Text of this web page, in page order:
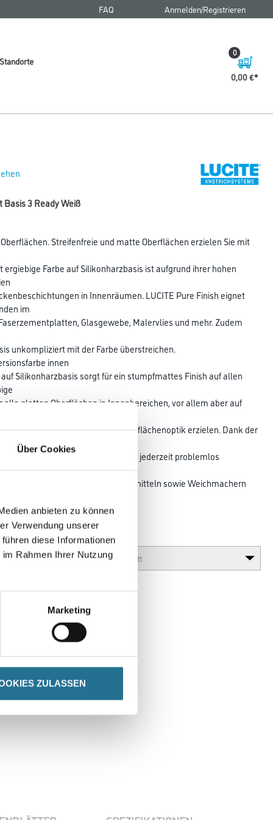
Über Cookies
anbieten zu können
Verwendung unserer
diese Informationen
Rahmen Ihrer Nutzung
Marketing
ZULASSEN
FAQ Anmelden/Registrieren
Standorte
0,00 €
0
Basis 3 Ready Weiß
Streifenfreie und matte Oberflächen erzielen Sie mit
ergiebige Farbe auf Silikonharzbasis ist aufgrund ihrer hohen
in Innenräumen. LUCITE Pure Finish eignet
im
Glasgewebe, Malervlies und mehr. Zudem
unkompliziert mit der Farbe überstreichen.
innen
Silikonharzbasis sorgt für ein stumpfmattes Finish auf allen
alle glatten Oberflächen in Innenbereichen, vor allem aber auf
lässt sich eine stumpfmatte Oberflächenoptik erzielen. Dank der
möglich und Ausbesserungen jederzeit problemlos
ist
foggingaktiven Substanzen, Lösemitteln sowie Weichmachern
Glanzgrad